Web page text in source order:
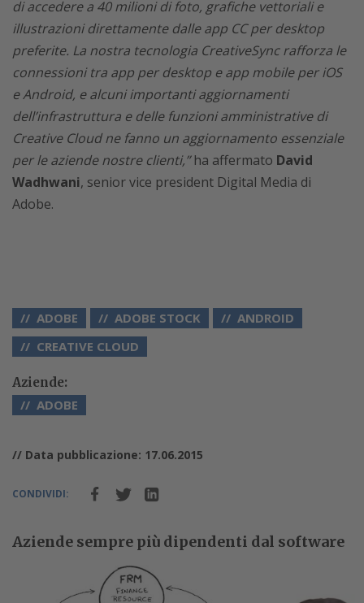
di accedere a 40 milioni di foto, grafiche vettoriali e
illustrazioni direttamente dalle app CC per desktop
preferite. La nostra tecnologia CreativeSync rafforza le
connessioni tra app per desktop e app mobile per iOS
e Android, e alcuni importanti aggiornamenti
dell’infrastruttura e delle funzioni amministrative di
Creative Cloud ne fanno un aggiornamento essenziale
per le aziende nostre clienti,”ha affermato David
Wadhwani, senior vice president Digital Media di
Adobe.
ADOBE ADOBE STOCK
ANDROID
CREATIVE CLOUD
Aziende:
ADOBE
// Data pubblicazione: 17.06.2015
CONDIVIDI:
Aziende sempre più dipendenti dal software